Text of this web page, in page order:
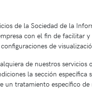
de la Sociedad de la
con el fin de facilitar
de
de nuestros
la sección
tratamiento específico de